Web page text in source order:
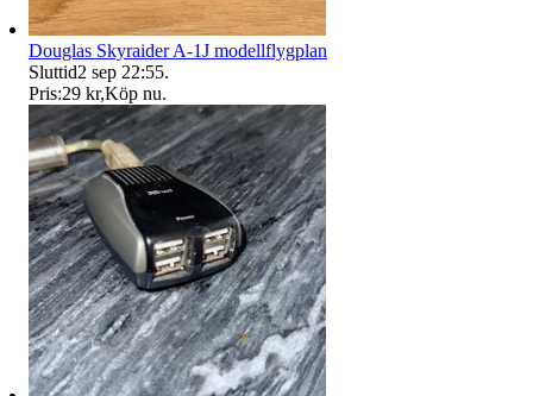
Douglas Skyraider A-1J modellflygplan
Sluttid2 sep 22:55.
Pris:29 kr,Köp nu.